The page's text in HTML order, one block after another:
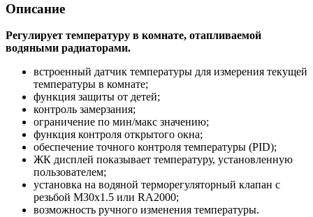
Описание
Регулирует температуру в комнате, отапливаемой
водяными радиаторами.
встроенный датчик температуры для измерения текущей
температуры в комнате;
функция защиты от детей;
контроль замерзания;
ограничение по мин/макс значению;
функция контроля открытого окна;
обеспечение точного контроля температуры (PID);
ЖК дисплей показывает температуру, установленную
пользователем;
установка на водяной терморегуляторный клапан с
резьбой M30x1.5 или RA2000;
возможность ручного изменения температуры.